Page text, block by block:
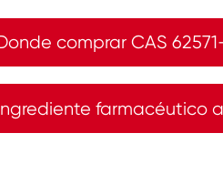
comprar CAS
farmacéutico